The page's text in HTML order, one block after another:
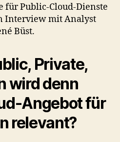
für Public-Cloud-Dienste
Interview mit Analyst
Büst.
Private,
wird denn
Angebot für
relevant?